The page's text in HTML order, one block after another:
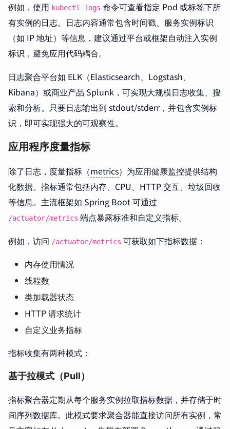
例如，使用 kubectl logs 命令可查看指定 Pod 或标签下所
有实例的日志。日志内容通常包含时间戳、服务实例标识
（如 IP 地址）等信息，建议通过平台或框架自动注入实例
标识，避免应用代码耦合。
日志聚合平台如 ELK（Elasticsearch、Logstash、
Kibana）或商业产品 Splunk，可实现大规模日志收集、搜
索和分析。只要日志输出到 stdout/stderr，并包含实例标
识，即可实现强大的可观察性。
应用程序度量指标
除了日志，度量指标（metrics）为应用健康监控提供结构
化数据。指标通常包括内存、CPU、HTTP 交互、垃圾回收
等信息。主流框架如 Spring Boot 可通过
/actuator/metrics 端点暴露标准和自定义指标。
例如，访问 /actuator/metrics 可获取如下指标数据：
内存使用情况
线程数
类加载器状态
HTTP 请求统计
自定义业务指标
指标收集有两种模式：
基于拉模式（Pull）
指标聚合器定期从每个服务实例拉取指标数据，并存储于时
间序列数据库。此模式要求聚合器能直接访问所有实例，常